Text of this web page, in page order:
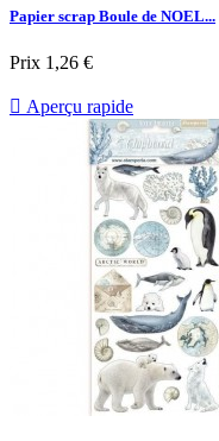
Papier scrap Boule de NOEL...
Prix 1,26 €
 Aperçu rapide